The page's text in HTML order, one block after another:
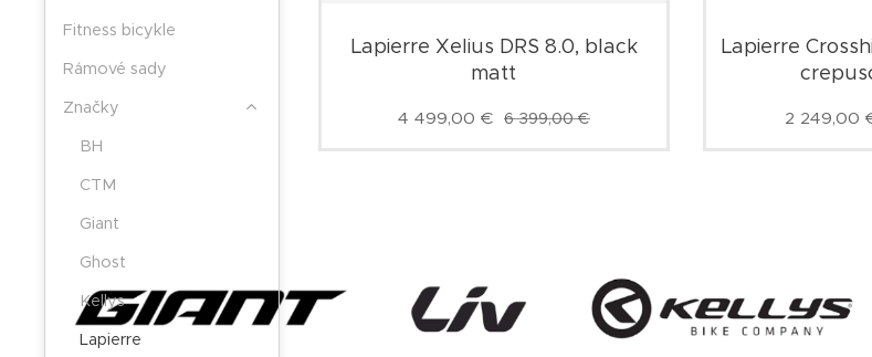
Fitness bicykle
Rámové sady
Značky
BH
CTM
Giant
Ghost
Kellys
Lapierre
Lapierre Xelius DRS 8.0, black
matt
4 499,00 € 6 399,00€
Lapierre
2 249,00